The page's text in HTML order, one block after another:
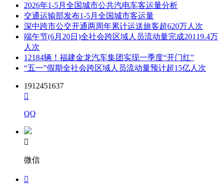
2026年1-5月全国城市公共汽电车客运量分析
交通运输部发布1-5月全国城市客运量
深中跨市公交开通两周年累计运送旅客超620万人次
端午节(6月20日)全社会跨区域人员流动量完成20119.4万
人次
12184辆！福建金龙汽车集团实现一季度“开门红”
“五一”假期全社会跨区域人员流动量预计超15亿人次
1912451637

QQ

微信
